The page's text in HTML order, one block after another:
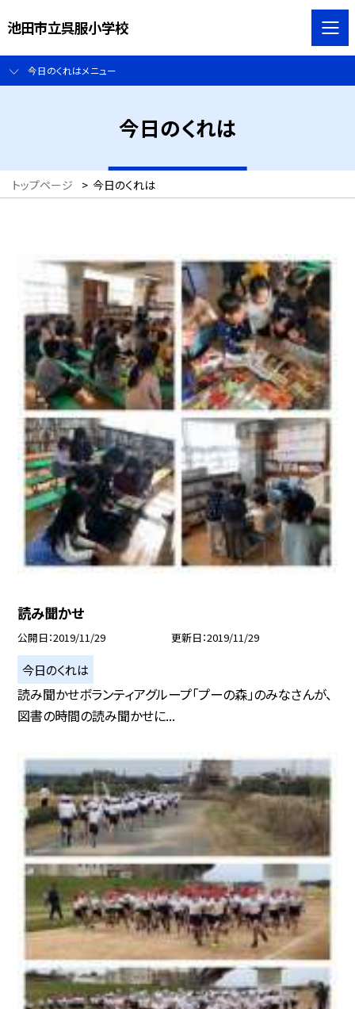
池田市立呉服小学校
今日のくれはメニュー
今日のくれは
トップページ > 今日のくれは
読み聞かせ
公開日 2019/11/29 更新日 2019/11/29
今日のくれは
読み聞かせボランティアグループ「プーの森」のみなさんが、
図書の時間の読み聞かせに...